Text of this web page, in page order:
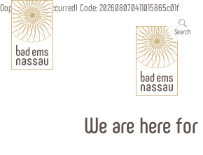
Search
Oops, an error occurred! Code: 202608070411015865c01f
We are here